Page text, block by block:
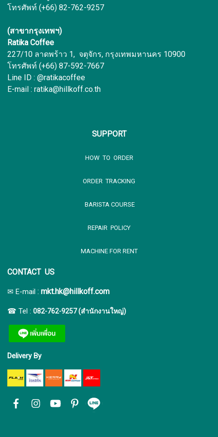
โทรศัพท์ (+66) 82-762-9257
(สาขากรุงเทพฯ)
Ratika Coffee
227/10 ลาดพร้าว 1, จตุจักร, กรุงเทพมหานคร 10900
โทรศัพท์ (+66) 87-592-7667
Line ID : @ratikacoffee
E-mail : ratika@hillkoff.co.th
SUPPORT
HOW TO ORDER
ORDER TRACKING
BARISTA COURSE
REPAIR POLICY
MACHINE FOR RENT
CONTACT US
✉ E-mail : mkt.hk@hillkoff.com
☎ Tel : 082-762-9257 (สำนักงานใหญ่)
Delivery By